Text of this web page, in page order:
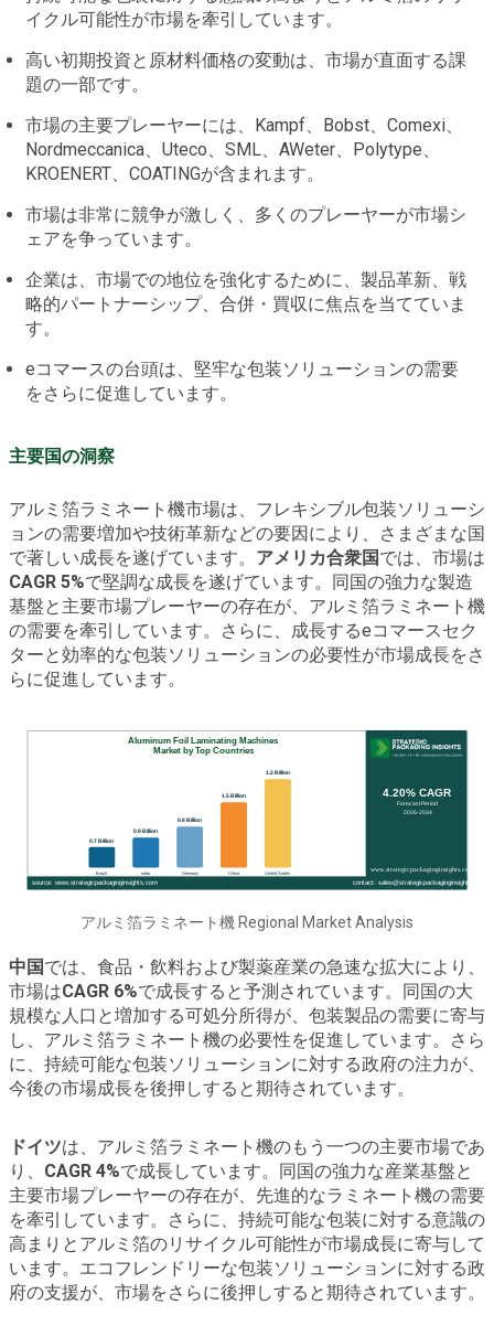
イクル可能性が市場を牽引しています。
高い初期投資と原材料価格の変動は、市場が直面する課
題の一部です。
市場の主要プレーヤーには、Kampf、Bobst、Comexi、
Nordmeccanica、Uteco、SML、AWeter、Polytype、
KROENERT、COATINGが含まれます。
市場は非常に競争が激しく、多くのプレーヤーが市場シ
ェアを争っています。
企業は、市場での地位を強化するために、製品革新、戦
略的パートナーシップ、合併・買収に焦点を当てていま
す。
eコマースの台頭は、堅牢な包装ソリューションの需要
をさらに促進しています。
主要国の洞察
アルミ箔ラミネート機市場は、フレキシブル包装ソリューシ
ョンの需要増加や技術革新などの要因により、さまざまな国
で著しい成長を遂げています。 アメリカ合衆国では、市場は
CAGR 5%で堅調な成長を遂げています。同国の強力な製造
基盤と主要市場プレーヤーの存在が、アルミ箔ラミネート機
の需要を牽引しています。さらに、成長するeコマースセク
ターと効率的な包装ソリューションの必要性が市場成長をさ
らに促進しています。
アルミ箔ラミネート機 Regional Market Analysis
中国では、食品・飲料および製薬産業の急速な拡大により、
市場はCAGR 6%で成長すると予測されています。同国の大
規模な人口と増加する可処分所得が、包装製品の需要に寄与
し、アルミ箔ラミネート機の必要性を促進しています。さら
に、持続可能な包装ソリューションに対する政府の注力が、
今後の市場成長を後押しすると期待されています。
ドイツは、アルミ箔ラミネート機のもう一つの主要市場であ
り、 CAGR 4%で成長しています。同国の強力な産業基盤と
主要市場プレーヤーの存在が、先進的なラミネート機の需要
を牽引しています。さらに、持続可能な包装に対する意識の
高まりとアルミ箔のリサイクル可能性が市場成長に寄与して
います。エコフレンドリーな包装ソリューションに対する政
府の支援が、市場をさらに後押しすると期待されています。